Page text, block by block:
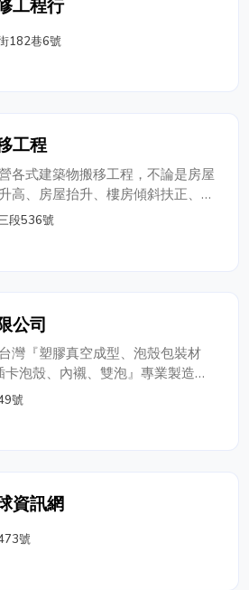
工程行
182巷6號
工程
各式建築物搬移工程，不論是房屋
高、房屋抬升、樓房傾斜扶正、房
轉換、寺廟古蹟遷移保存、古蹟維
房搬移、別墅搬移、建築結構補
園…工程實績不勝枚舉。
段536號
公司
灣『塑膠真空成型、泡殼包裝材
卡泡殼、內襯、雙泡』專業製造
今已有40年以上的成型經驗，為
、PET、PS、PP、HDPE等材質
工業提供客戶與世界同步的優
時間，讓產品更迅速進入市場，上
究，並且投入相當的設備及人力，
踏實之精神，提供客戶專業之需
號
資訊網
號